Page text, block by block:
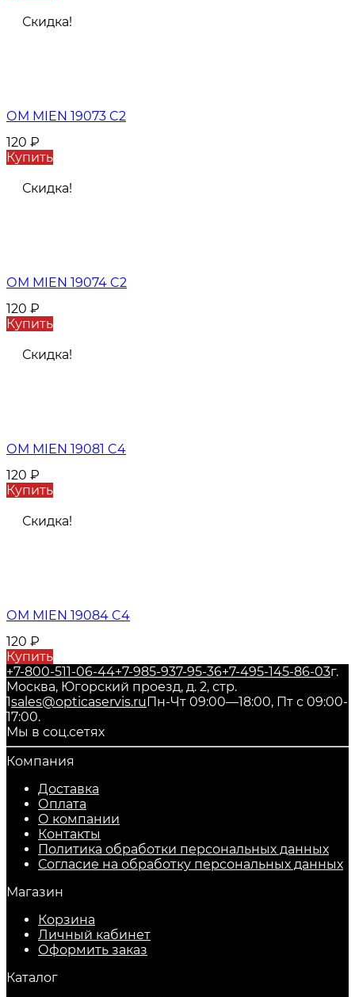
Скидка!
ОМ MIEN 19073 C2
120 ₽
Купить
Скидка!
ОМ MIEN 19074 C2
120 ₽
Купить
Скидка!
ОМ MIEN 19081 C4
120 ₽
Купить
Скидка!
ОМ MIEN 19084 C4
120 ₽
Купить
+7-800-511-06-44+7-985-937-95-36+7-495-145-86-03г.
Москва, Югорский проезд, д. 2, стр.
1sales@opticaservis.ruПн-Чт 09:00—18:00, Пт с 09:00-
17:00.
Мы в соц.сетях
Компания
Доставка
Оплата
О компании
Контакты
Политика обработки персональных данных
Согласие на обработку персональных данных
Магазин
Корзина
Личный кабинет
Оформить заказ
Каталог